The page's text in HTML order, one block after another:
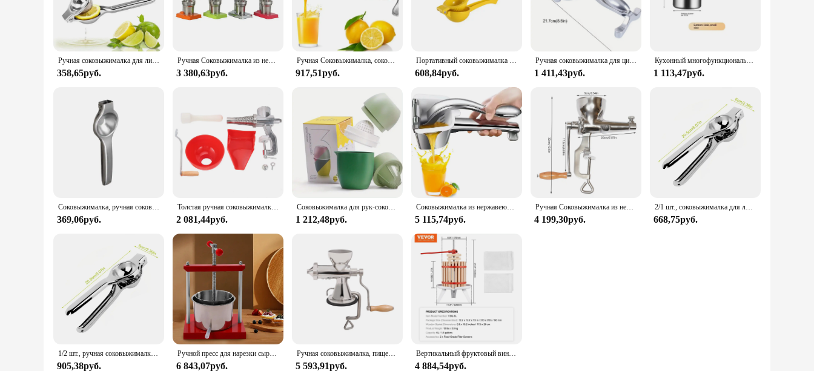
Ручная соковыжималка для лимона из нержавеющей стали, соковыжималка для цитрусовых, соковыжималка для лайма, соковыжималки для цитрусовых, ручная соковыжималка, кухонные аксессуары
358,65руб.
Ручная Соковыжималка из нержавеющей стали, компактная соковыжималка для апельсинов, бытовой Ручной пресс, коммерческая соковыжималка для цитрусовых, новинка 2024
3 380,63руб.
Ручная Соковыжималка, соковыжималка для фруктового сока, съемная сверхмощная соковыжималка для цитрусовых, Инструмент для извлечения, высококачественный металлический пресс
917,51руб.
Портативный соковыжималка для лимона из нержавеющей стали, ручная соковыжималка для цитрусовых, соковыжималка для свежего апельсинового сока, ручная соковыжималка для цитрусовых, кухонный инструмент
608,84руб.
Ручная соковыжималка для цитрусовых премиум-класса из нержавеющей стали — ручной пресс для свежего лимона и лаймового сока в кухне — прочная серебряная соковыжималка
1 411,43руб.
Кухонный многофункциональный инструмент, ручная соковыжималка из нержавеющей стали для фруктов и овощей, соковыжималка для наполнения овощей, простое управление
1 113,47руб.
Соковыжималка, ручная соковыжималка, процессор для лимона из нержавеющей стали, зажим для апельсина, фруктов, лимона, пресс для фруктов, бытовые кухонные аксессуары
369,06руб.
Толстая ручная соковыжималка из алюминиевого сплава для фруктов, помидоров, лимона, апельсина, овощей, кухонный инструмент, соковыжималка для лимона, ручная соковыжималка, соковыжималка для фруктов
2 081,44руб.
Соковыжималка для рук-соковыжималка для цитрусовых в форме лимона-соковыжималка для лимона с двумя вариантами нажатия для разных фруктов (зеленая)
1 212,48руб.
Соковыжималка из нержавеющей стали, ручная соковыжималка, сверхмощная, производитель апельсина, лайма, соковыжималка для грейпфрута
5 115,74руб.
Ручная Соковыжималка из нержавеющей стали для фруктов и овощей, портативная многофункциональная соковыжималка для семян пшеницы, кухонные инструменты
4 199,30руб.
2/1 шт., соковыжималка для лимона премиум-класса, ручная соковыжималка для фруктов, цитрусовых, инструменты для прессования, ручная соковыжималка для лайма, барный инструмент, аксессуары для кухни
668,75руб.
1/2 шт., ручная соковыжималка из нержавеющей стали
905,38руб.
Ручной пресс для нарезки сыра, травы, фруктов, вина, 0,8 галлонов, нержавеющая сталь, бочки, пресс для сока, овощей, вина, оливкового масла
6 843,07руб.
Ручная соковыжималка, пищевой пресс из нержавеющей стали 304, соковыжималка для фруктов, профессиональная соковыжималка для цитрусовых, соковыжималка для лимона, серебро
5 593,91руб.
Вертикальный фруктовый винный пресс VEVOR 6L12L18L, корзина из массива бука, Ручной пресс для приготовления сока, пресс для яблочного винограда с ручкой-стойкой
4 884,54руб.